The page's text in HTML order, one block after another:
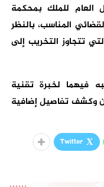
العام للملك بمحكمة
المناسب، بالنظر
تتجاوز التخريب إلى
فيهما لخبرة تقنية
وكشف تفاصيل إضافية
Twitter